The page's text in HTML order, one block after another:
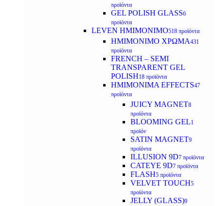
προϊόντα
GEL POLISH GLASS6
προϊόντα
LEVEN ΗΜΙΜΟΝΙΜΟ518 προϊόντα
ΗΜΙΜΟΝΙΜΟ ΧΡΩΜΑ431
προϊόντα
FRENCH – SEMI
TRANSPARENT GEL
POLISH18 προϊόντα
HMIMONIMA EFFECTS47
προϊόντα
JUICY MAGNET8
προϊόντα
BLOOMING GEL1
προϊόν
SATIN MAGNET9
προϊόντα
ILLUSION 9D7 προϊόντα
CATEYE 9D7 προϊόντα
FLASH5 προϊόντα
VELVET TOUCH5
προϊόντα
JELLY (GLASS)9